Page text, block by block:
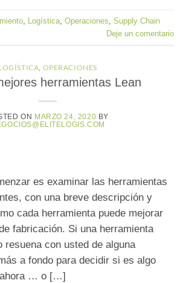
Logística Operaciones Supply Chain
Deje un comentario
OPERACIONES
herramientas Lean
ON MARZO 24, 2020 BY
es examinar las herramientas
con una breve descripción y
cada herramienta puede mejorar
fabricación. Si una herramienta
resuena con usted de alguna
a fondo para decidir si es algo
ahora … o […]